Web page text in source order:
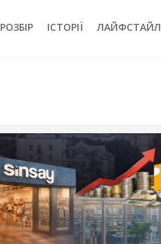
РОЗБІР ІСТОРІЇ ЛАЙФСТАЙЛ